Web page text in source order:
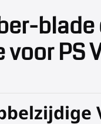
blade
PS